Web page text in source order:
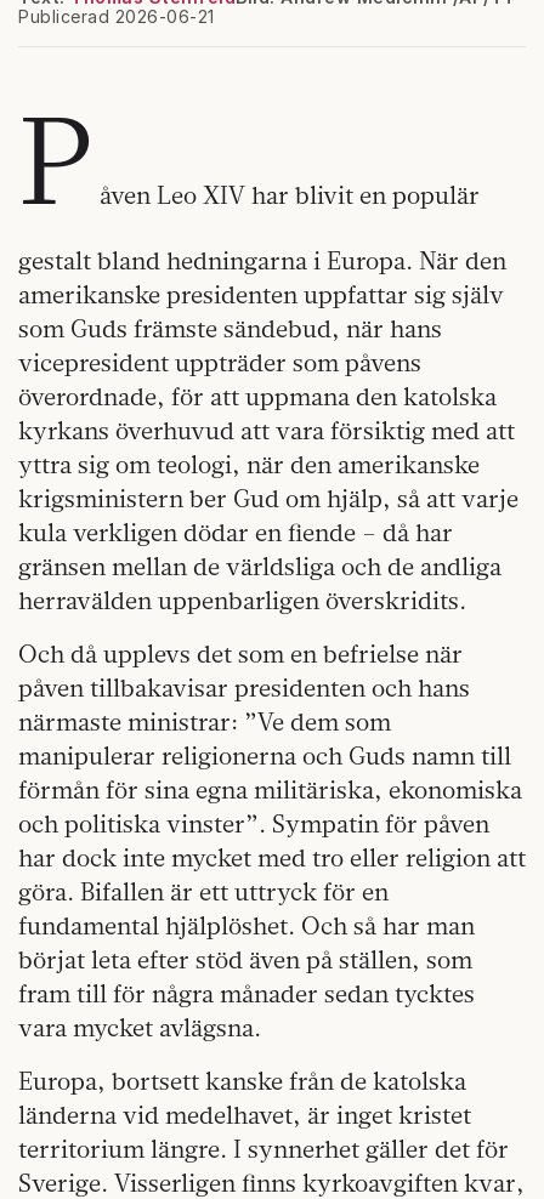
Publicerad 2026-06-21
P åven Leo XIV har blivit en populär
gestalt bland hedningarna i Europa. När den
amerikanske presidenten uppfattar sig själv
som Guds främste sändebud, när hans
vicepresident uppträder som påvens
överordnade, för att uppmana den katolska
kyrkans överhuvud att vara försiktig med att
yttra sig om teologi, när den amerikanske
krigsministern ber Gud om hjälp, så att varje
kula verkligen dödar en fiende – då har
gränsen mellan de världsliga och de andliga
herravälden uppenbarligen överskridits.
Och då upplevs det som en befrielse när
påven tillbakavisar presidenten och hans
närmaste ministrar: ”Ve dem som
manipulerar religionerna och Guds namn till
förmån för sina egna militäriska, ekonomiska
och politiska vinster”. Sympatin för påven
har dock inte mycket med tro eller religion att
göra. Bifallen är ett uttryck för en
fundamental hjälplöshet. Och så har man
börjat leta efter stöd även på ställen, som
fram till för några månader sedan tycktes
vara mycket avlägsna.
Europa, bortsett kanske från de katolska
länderna vid medelhavet, är inget kristet
territorium längre. I synnerhet gäller det för
Sverige. Visserligen finns kyrkoavgiften kvar,